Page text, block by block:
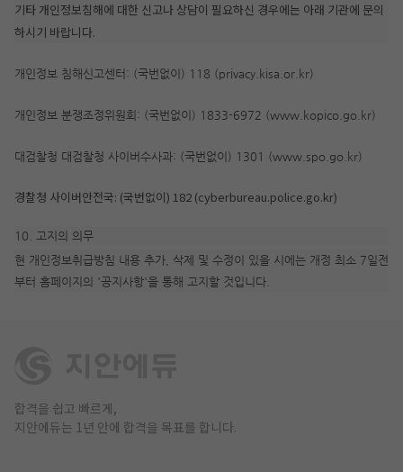
기타 개인정보침해에 대한 신고나 상담이 필요하신 경우에는 아래 기관에 문의
하시기 바랍니다.
개인정보 침해신고센터: (국번없이) 118 (privacy.kisa.or.kr)
개인정보 분쟁조정위원회: (국번없이) 1833-6972 (www.kopico.go.kr)
대검찰청 대검찰청 사이버수사과: (국번없이) 1301 (www.spo.go.kr)
경찰청 사이버안전국: (국번없이) 182 (cyberbureau.police.go.kr)
10. 고지의 의무
현 개인정보취급방침 내용 추가, 삭제 및 수정이 있을 시에는 개정 최소 7일전
부터 홈페이지의 '공지사항'을 통해 고지할 것입니다.
합격을 쉽고 빠르게,
지안에듀는 1년 안에 합격을 목표를 합니다.